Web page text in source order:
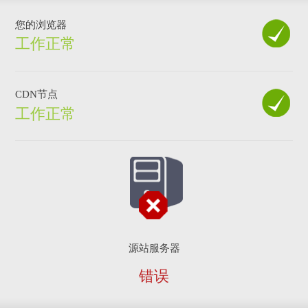
您的浏览器
工作正常
CDN节点
工作正常
源站服务器
错误